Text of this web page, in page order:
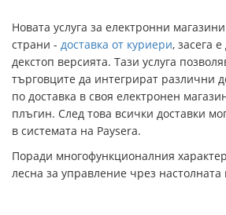
Новата услуга за електронни
страни - доставка от куриери, засега
декстоп версията. Тази услуга
търговците да интегрират различни
по доставка в своя електронен
плъгин. След това всички доставки
в системата на Paysera.
Поради многофункционалния
лесна за управление чрез настолната